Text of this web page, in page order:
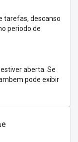
tarefas, descanso
periodo de
aberta. Se
pode exibir